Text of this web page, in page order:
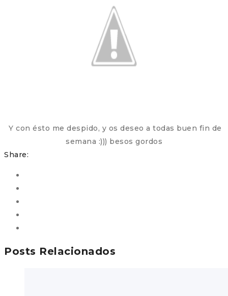
Y con ésto me despido, y os deseo a todas buen fin de
semana :))) besos gordos
Share:
Posts Relacionados